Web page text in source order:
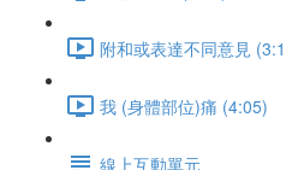
附和或表達不同意見
我 (身體部位)痛 (4:05)
線上互動單元